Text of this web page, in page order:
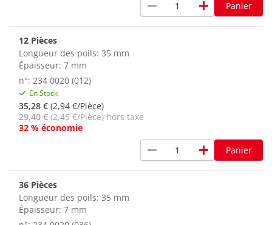
remove add Panier
12 Pièces
Longueur des poils: 35 mm
Épaisseur: 7 mm
n°: 234 0020 (012)
En Stock
35,28 € (2,94 €/Pièce)
29,40 € (2,45 €/Pièce) hors taxe
32 % économie
remove add Panier
36 Pièces
Longueur des poils: 35 mm
Épaisseur: 7 mm